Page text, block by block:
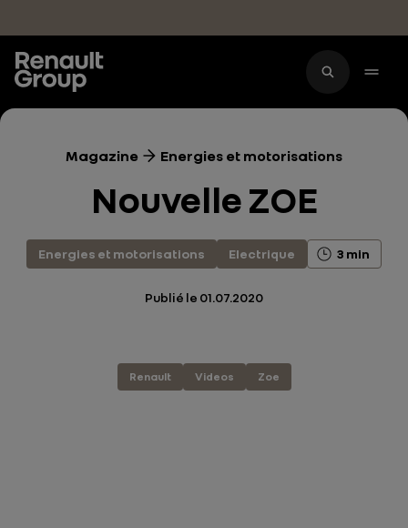
Magazine Energies et motorisations
Nouvelle ZOE
Energies et motorisations Electrique 3 min
Publié le 01.07.2020
Renault Videos Zoe